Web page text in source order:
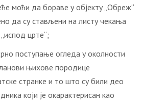
моћи да бораве у објекту „Обреж“
да су стављени на листу чекања
црте“;
поступање огледа у околности
њихове породице
странке и то што су били део
који је окарактерисан као